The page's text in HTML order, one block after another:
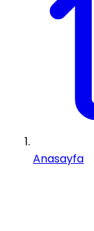
Anasayfa